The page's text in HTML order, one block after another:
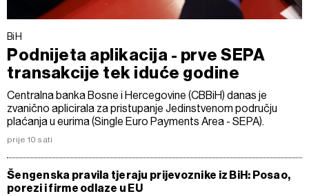
BiH
Podnijeta aplikacija - prve SEPA
transakcije tek iduće godine
Centralna banka Bosne i Hercegovine (CBBiH) danas je
zvanično aplicirala za pristupanje Jedinstvenom području
plaćanja u eurima (Single Euro Payments Area - SEPA).
prije 10 sati
Šengenska pravila tjeraju prijevoznike iz BiH: Posao,
porezi i firme odlaze u EU